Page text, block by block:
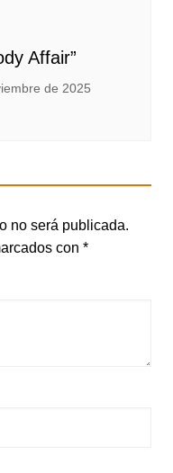
Affair”
de 2025
no será publicada.
con *